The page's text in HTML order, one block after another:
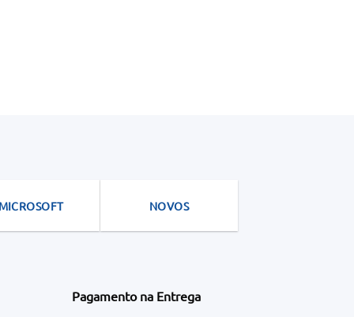
MICROSOFT NOVOS
Pagamento na Entrega